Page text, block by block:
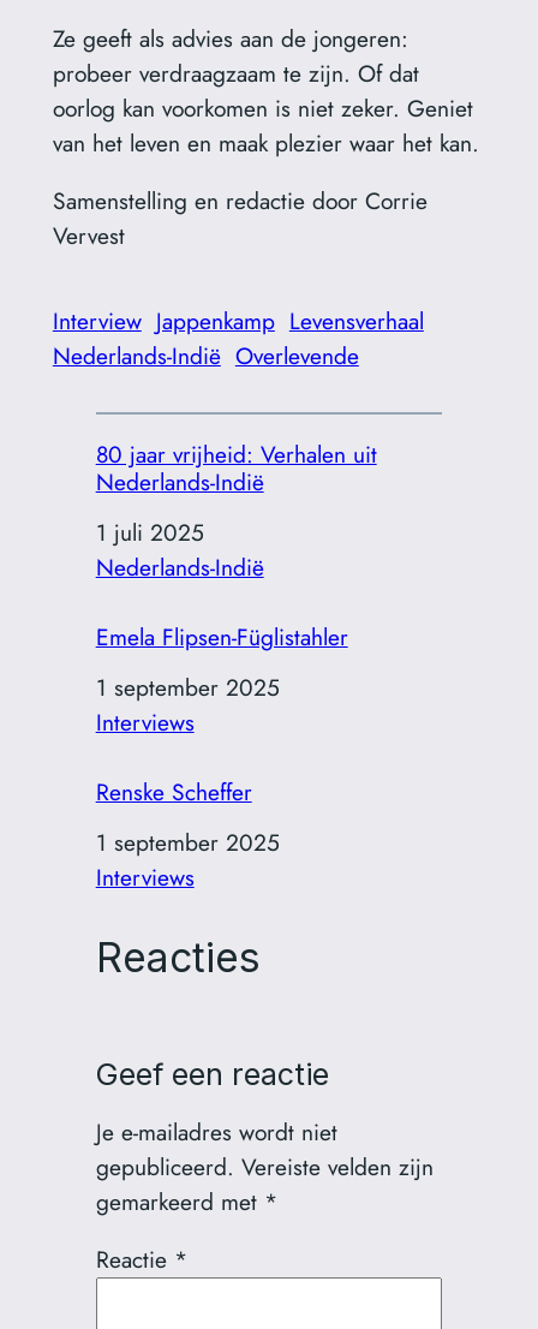
Ze geeft als advies aan de jongeren:
probeer verdraagzaam te zijn. Of dat
oorlog kan voorkomen is niet zeker. Geniet
van het leven en maak plezier waar het kan.
Samenstelling en redactie door Corrie
Vervest
Interview Jappenkamp Levensverhaal
Nederlands-Indië Overlevende
80 jaar vrijheid: Verhalen uit
Nederlands-Indië
Datum
1 juli 2025
In relatie tot
Nederlands-Indië
Emela Flipsen-Füglistahler
Datum
1 september 2025
In relatie tot
Interviews
Renske Scheffer
Datum
1 september 2025
In relatie tot
Interviews
Reacties
Geef een reactie
Je e-mailadres wordt niet
gepubliceerd. Vereiste velden zijn
gemarkeerd met *
Reactie *